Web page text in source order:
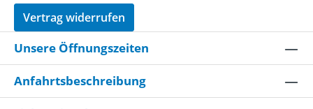
Vertrag widerrufen
Unsere Öffnungszeiten
Anfahrtsbeschreibung